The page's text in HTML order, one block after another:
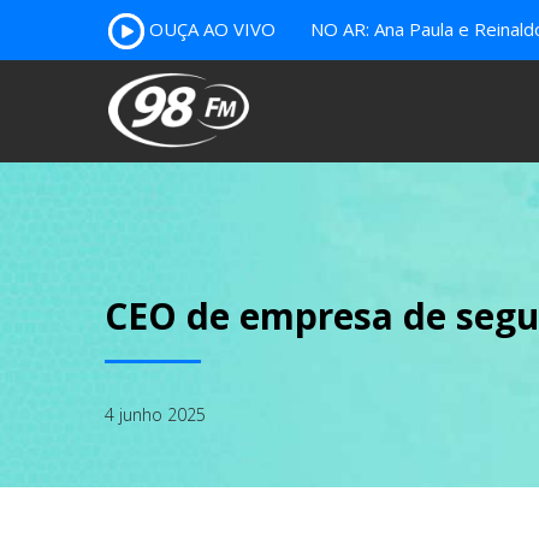
OUÇA AO VIVO NO AR: Ana Paula e
CEO de empresa de
4 junho 2025